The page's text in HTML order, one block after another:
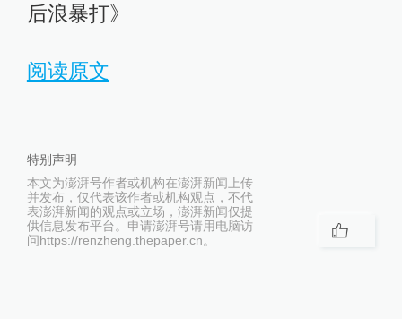
后浪暴打》
阅读原文
特别声明
本文为澎湃号作者或机构在澎湃新闻上传
并发布，仅代表该作者或机构观点，不代
表澎湃新闻的观点或立场，澎湃新闻仅提
供信息发布平台。申请澎湃号请用电脑访
问https://renzheng.thepaper.cn。